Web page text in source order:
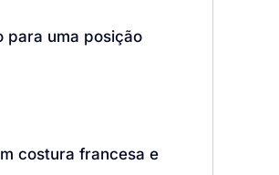
para uma posição
costura francesa e